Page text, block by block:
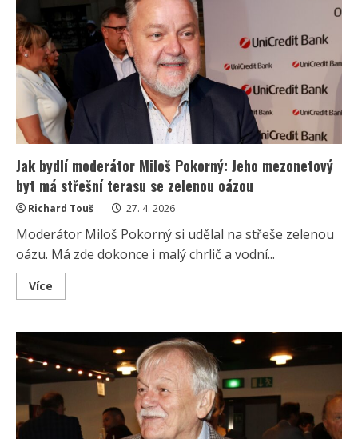
StarDance
a
další
žánry:
Klempířova
slova
spustila
kauzu,
která
hýbe
Českem
Jak bydlí moderátor Miloš Pokorný: Jeho mezonetový
byt má střešní terasu se zelenou oázou
Richard Touš 27. 4. 2026
Moderátor Miloš Pokorný si udělal na střeše zelenou
oázu. Má zde dokonce i malý chrlič a vodní...
Více
more
bydlí
Pokorný:
Jeho
mezonetový
byt
má
střešní
terasu